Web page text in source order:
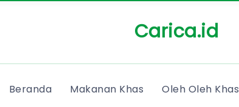
Carica.id
Beranda Makanan Khas Oleh Oleh Khas